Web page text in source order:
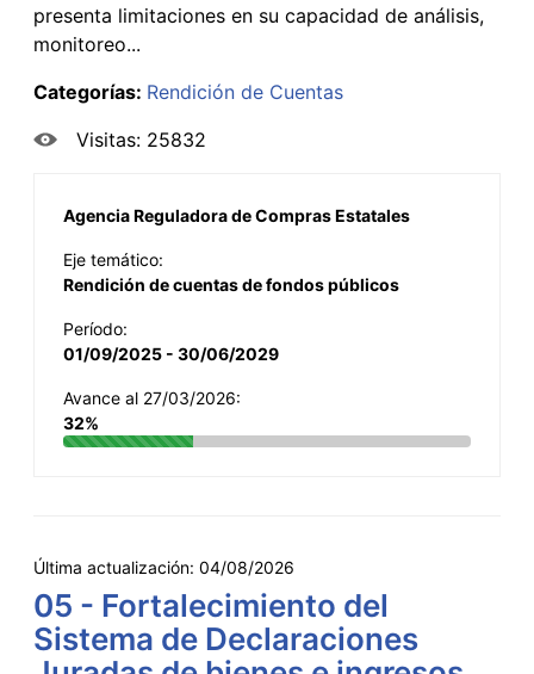
presenta limitaciones en su capacidad de análisis,
monitoreo...
Categorías: Rendición de Cuentas
Visitas: 25832
Agencia Reguladora de Compras Estatales
Eje temático:
Rendición de cuentas de fondos públicos
Período:
01/09/2025 - 30/06/2029
Avance al 27/03/2026:
32%
Última actualización: 04/08/2026
05 - Fortalecimiento del
Sistema de Declaraciones